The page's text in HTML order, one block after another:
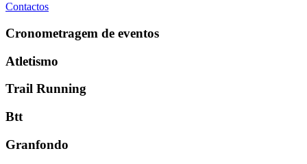
Contactos
Cronometragem de eventos
Atletismo
Trail Running
Btt
Granfondo